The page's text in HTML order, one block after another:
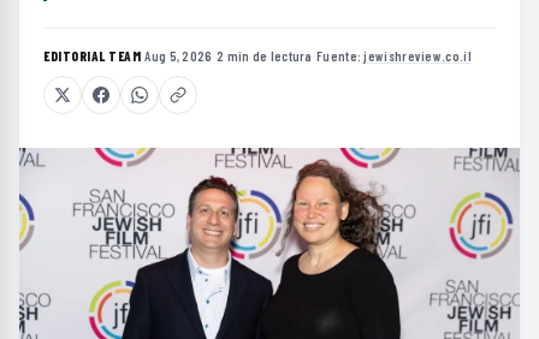
EDITORIAL TEAM·Aug 5, 2026 ·2 min de lectura ·Fuente:jewishreview.co.il